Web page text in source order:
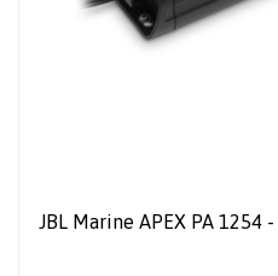
JBL Marine APEX PA 1254